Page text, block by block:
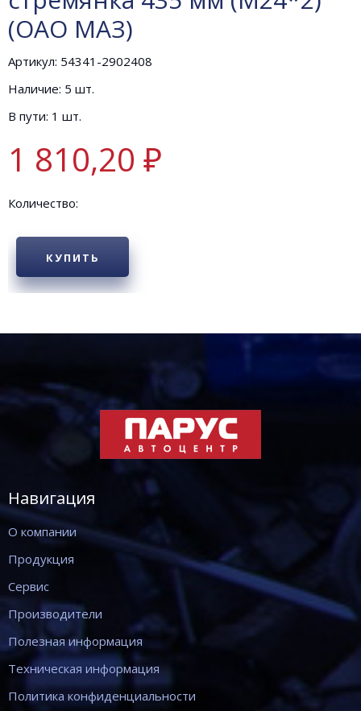
(ОАО МАЗ)
Артикул: 54341-2902408
Наличие: 5 шт.
В пути: 1 шт.
1 810,20 ₽
Количество:
КУПИТЬ
Навигация
О компании
Продукция
Сервис
Производители
Полезная информация
Техническая информация
Политика конфиденциальности